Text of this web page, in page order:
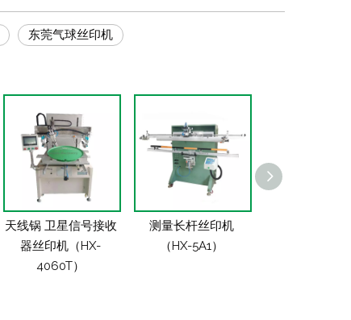
东莞气球丝印机
天线锅 卫星信号接收
器丝印机（HX-
4060T）
测量长杆丝印机
（HX-5A1）